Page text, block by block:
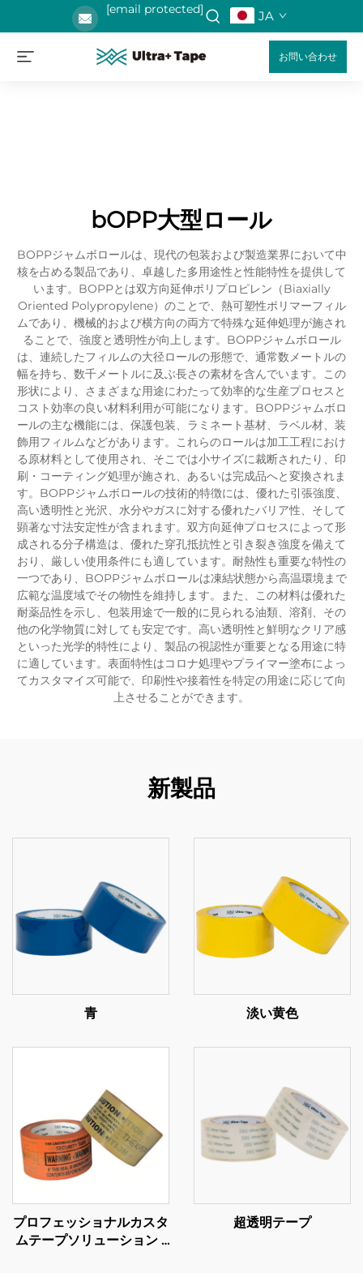
[email protected] JA
お問い合わせ
bOPP大型ロール
BOPPジャムボロールは、現代の包装および製造業界において中
核を占める製品であり、卓越した多用途性と性能特性を提供して
います。BOPPとは双方向延伸ポリプロピレン（Biaxially
Oriented Polypropylene）のことで、熱可塑性ポリマーフィル
ムであり、機械的および横方向の両方で特殊な延伸処理が施され
ることで、強度と透明性が向上します。BOPPジャムボロール
は、連続したフィルムの大径ロールの形態で、通常数メートルの
幅を持ち、数千メートルに及ぶ長さの素材を含んでいます。この
形状により、さまざまな用途にわたって効率的な生産プロセスと
コスト効率の良い材料利用が可能になります。BOPPジャムボロ
ールの主な機能には、保護包装、ラミネート基材、ラベル材、装
飾用フィルムなどがあります。これらのロールは加工工程におけ
る原材料として使用され、そこでは小サイズに裁断されたり、印
刷・コーティング処理が施され、あるいは完成品へと変換されま
す。BOPPジャムボロールの技術的特徴には、優れた引張強度、
高い透明性と光沢、水分やガスに対する優れたバリア性、そして
顕著な寸法安定性が含まれます。双方向延伸プロセスによって形
成される分子構造は、優れた穿孔抵抗性と引き裂き強度を備えて
おり、厳しい使用条件にも適しています。耐熱性も重要な特性の
一つであり、BOPPジャムボロールは凍結状態から高温環境まで
広範な温度域でその物性を維持します。また、この材料は優れた
耐薬品性を示し、包装用途で一般的に見られる油類、溶剤、その
他の化学物質に対しても安定です。高い透明性と鮮明なクリア感
といった光学的特性により、製品の視認性が重要となる用途に特
に適しています。表面特性はコロナ処理やプライマー塗布によっ
てカスタマイズ可能で、印刷性や接着性を特定の用途に応じて向
上させることができます。
新製品
青 淡い黄色
プロフェッショナルカスタ
ムテープソリューション -
超透明テープ